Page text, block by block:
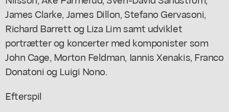
James Clarke, James Dillon, Stefano Gervasoni,
Richard Barrett og Liza Lim samt udviklet
portrætter og koncerter med komponister som
John Cage, Morton Feldman, Iannis Xenakis, Franco
Donatoni og Luigi Nono.
Efterspil